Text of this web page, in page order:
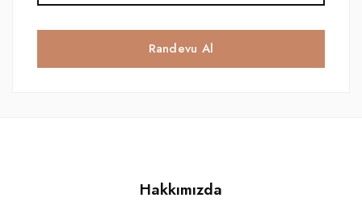
Randevu Al
Hakkımızda